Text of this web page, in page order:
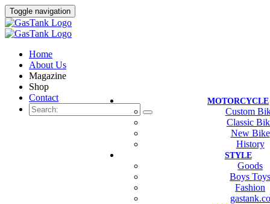
Toggle navigation
Home
About Us
Magazine
Shop
Contact
MOTORCYCLE
Custom
Classic
New Bike
History
STYLE
Goods
Boys
Fashion
gastank.co